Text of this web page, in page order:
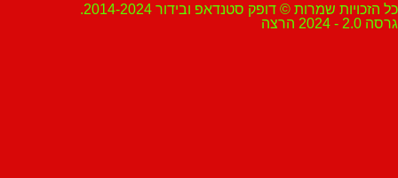
שמרות © דופק סטנדאפ ובידור 2014-2024.